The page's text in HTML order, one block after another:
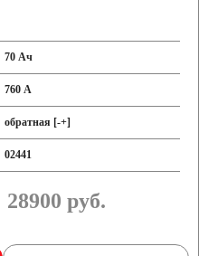
70 Ач
760 А
обратная [-+]
02441
28900 руб.